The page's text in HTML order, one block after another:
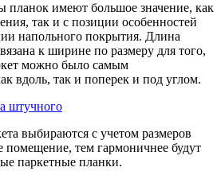
планок имеют большое значение, как
так и с позиции особенностей
напольного покрытия. Длина
к ширине по размеру для того,
можно было самым
вдоль, так и поперек и под углом.
выбираются с учетом размеров
тем гармоничнее будут
паркетные планки.